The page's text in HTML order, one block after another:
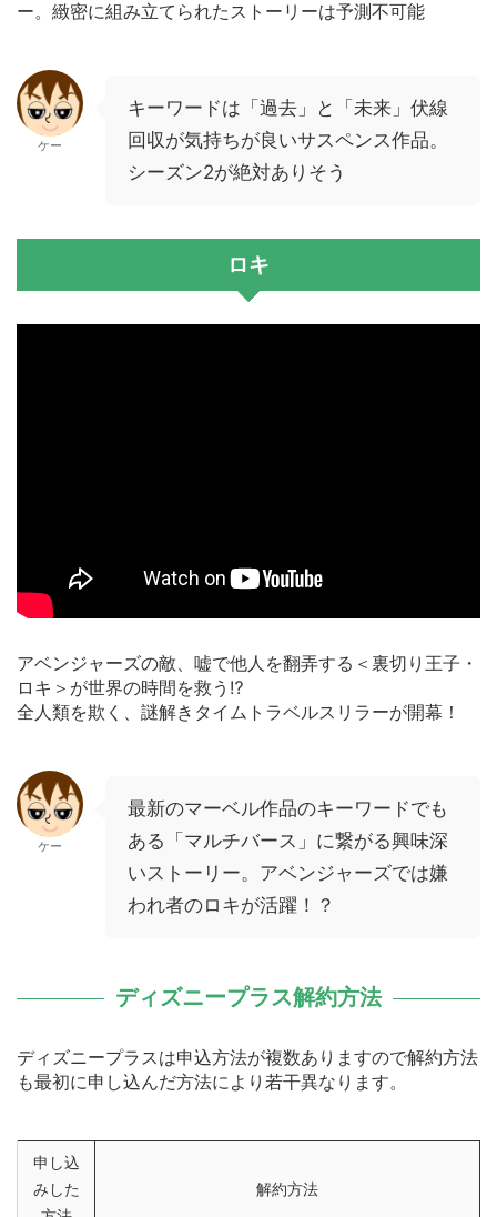
ー。緻密に組み立てられたストーリーは予測不可能
ケー
キーワードは「過去」と「未来」伏線
回収が気持ちが良いサスペンス作品。
シーズン2が絶対ありそう
ロキ
アベンジャーズの敵、嘘で他人を翻弄する＜裏切り王子・
ロキ＞が世界の時間を救う⁉
全人類を欺く、謎解きタイムトラベルスリラーが開幕！
ケー
最新のマーベル作品のキーワードでも
ある「マルチバース」に繋がる興味深
いストーリー。アベンジャーズでは嫌
われ者のロキが活躍！？
ディズニープラス解約方法
ディズニープラスは申込方法が複数ありますので解約方法
も最初に申し込んだ方法により若干異なります。
申し込
みした
解約方法